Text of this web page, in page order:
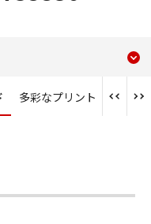
／クラウド PIXUS
多彩なプリント コピー